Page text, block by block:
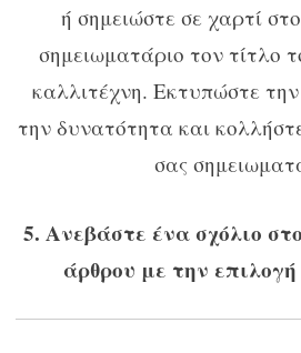
ή σημειώστε σε χαρτί
σημειωματάριο τον τίτλο
καλλιτέχνη. Εκτυπώστε
την δυνατότητα και
σας
5. Ανεβάστε ένα σχόλιο
άρθρου με την